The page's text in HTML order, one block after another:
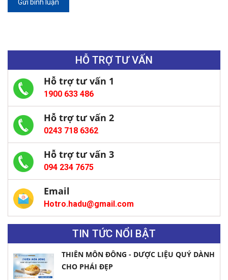
Gửi bình luận
HỖ TRỢ TƯ VẤN
Hỗ trợ tư vấn 1
1900 633 486
Hỗ trợ tư vấn 2
0243 718 6362
Hỗ trợ tư vấn 3
094 234 7675
Email
Hotro.hadu@gmail.com
TIN TỨC NỔI BẬT
THIÊN MÔN ĐÔNG - DƯỢC LIỆU QUÝ DÀNH
CHO PHÁI ĐẸP